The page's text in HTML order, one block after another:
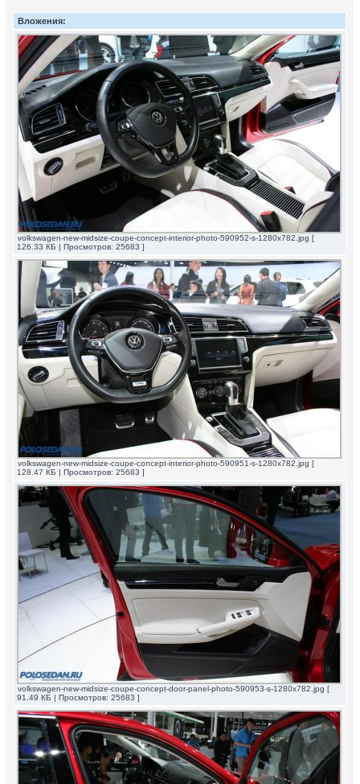
Вложения:
volkswagen-new-midsize-coupe-concept-interior-photo-590952-s-1280x782.jpg [
126.33 КБ | Просмотров: 25683 ]
volkswagen-new-midsize-coupe-concept-interior-photo-590951-s-1280x782.jpg [
128.47 КБ | Просмотров: 25683 ]
volkswagen-new-midsize-coupe-concept-door-panel-photo-590953-s-1280x782.jpg [
91.49 КБ | Просмотров: 25683 ]